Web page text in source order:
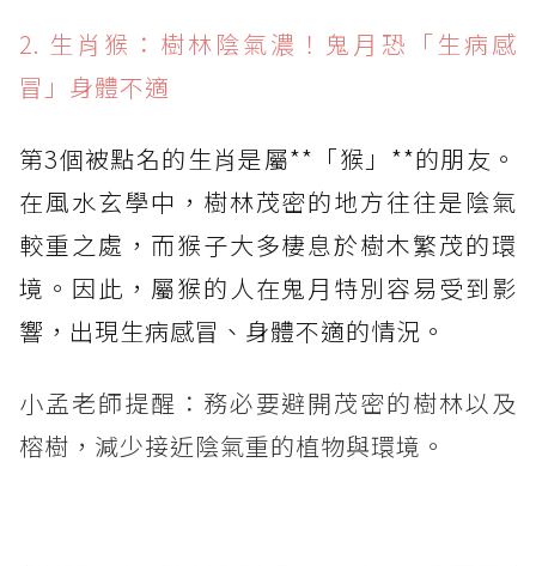
2. 生肖猴：樹林陰氣濃！鬼月恐「生病感
冒」身體不適
第3個被點名的生肖是屬**「猴」**的朋友。
在風水玄學中，樹林茂密的地方往往是陰氣
較重之處，而猴子大多棲息於樹木繁茂的環
境。因此，屬猴的人在鬼月特別容易受到影
響，出現生病感冒、身體不適的情況。
小孟老師提醒：務必要避開茂密的樹林以及
榕樹，減少接近陰氣重的植物與環境。